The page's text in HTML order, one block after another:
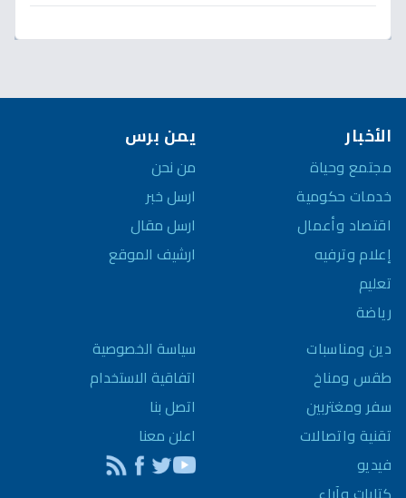
الأخبار
مجتمع وحياة
خدمات حكومية
اقتصاد وأعمال
إعلام وترفيه
تعليم
رياضة
دين ومناسبات
طقس ومناخ
سفر ومغتربين
تقنية واتصالات
فيديو
يمن برس
من نحن
ارسل خبر
ارسل مقال
ارشيف الموقع
سياسة الخصوصية
اتفاقية الاستخدام
اتصل بنا
اعلن معنا